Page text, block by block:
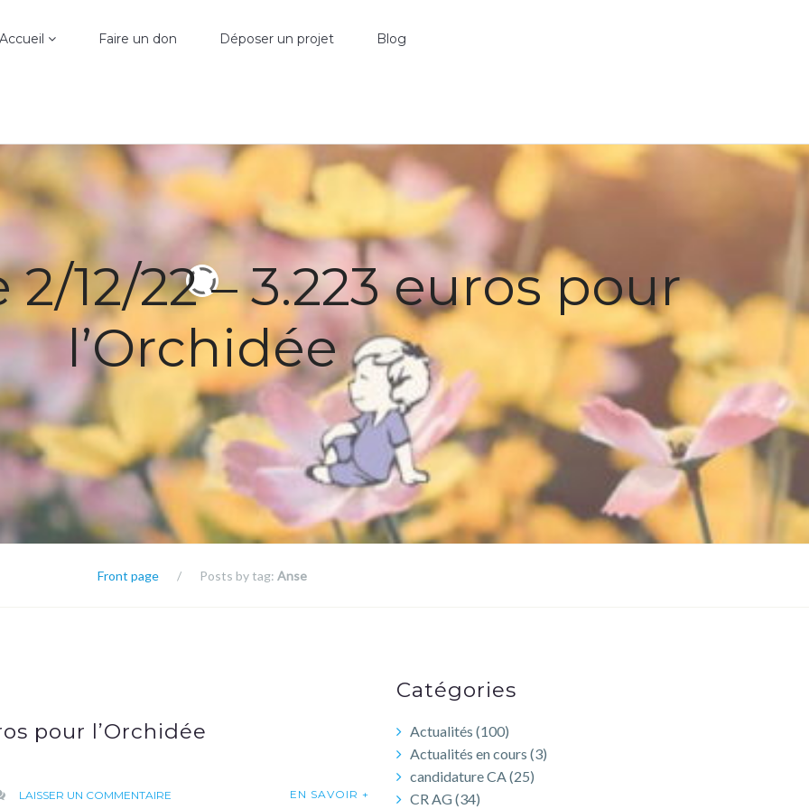
Accueil Faire un don Déposer un projet Blog
12/22 – 3.223 euros pour
l’Orchidée
Front page / Posts by tag: Anse
pour l’Orchidée
EN SAVOIR +
LAISSER UN COMMENTAIRE
Catégories
Actualités (100)
Actualités en cours (3)
candidature CA (25)
CR AG(34)